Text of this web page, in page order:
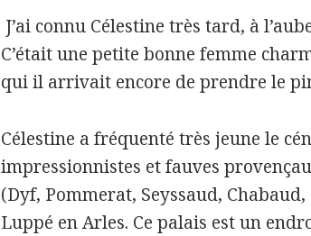
J’ai connu Célestine très tard, à
C’était une petite bonne femme
qui il arrivait encore de prendre le
Célestine a fréquenté très jeune le
impressionnistes et fauves
(Dyf, Pommerat, Seyssaud,
Luppé en Arles. Ce palais est un